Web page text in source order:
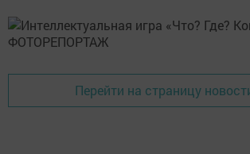
Перейти на страницу